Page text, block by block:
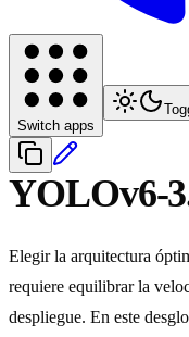
Switch apps
YOLOv6-
Elegir la arquitectura
requiere equilibrar la
despliegue. En este